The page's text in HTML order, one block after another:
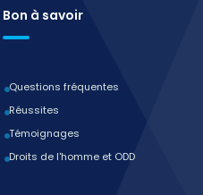
Bon à savoir
Questions fréquentes
Réussites
Témoignages
Droits de l'homme et ODD